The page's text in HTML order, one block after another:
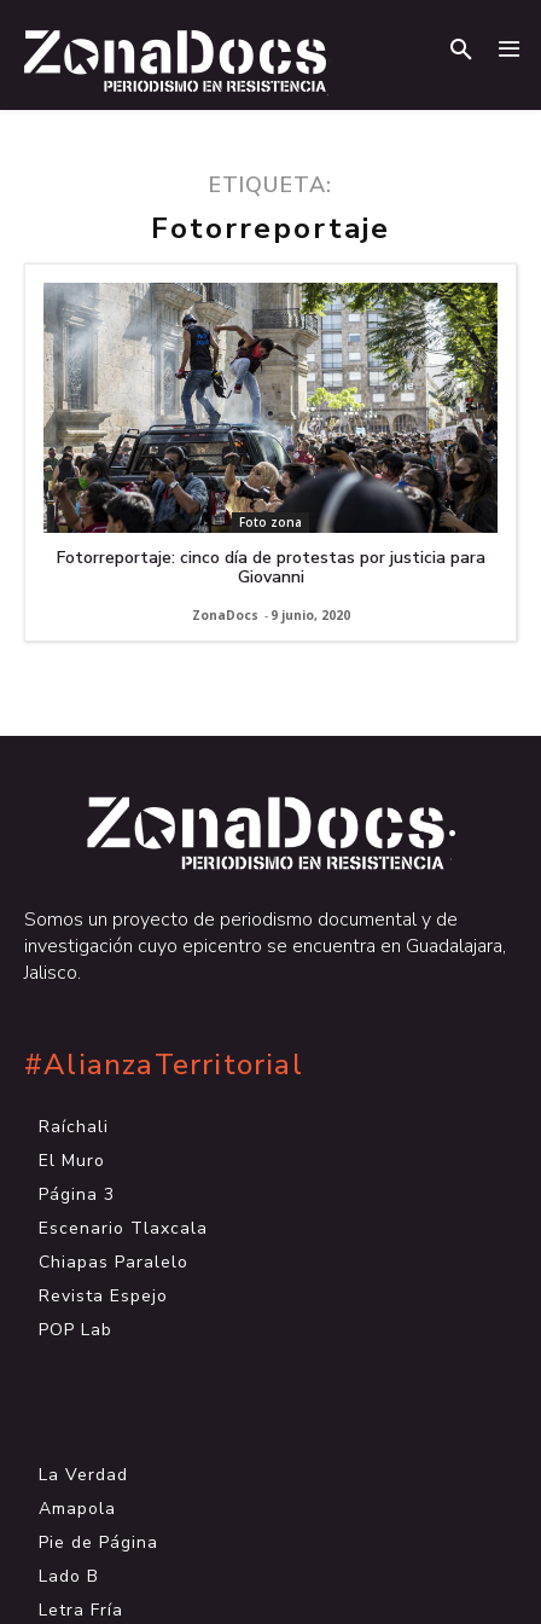
ETIQUETA:
Fotorreportaje
Foto zona
Fotorreportaje: cinco día de protestas por justicia para
Giovanni
ZonaDocs - 9 junio, 2020
.
.
Somos un proyecto de periodismo documental y de
investigación cuyo epicentro se encuentra en Guadalajara,
Jalisco.
#AlianzaTerritorial
Raíchali
El Muro
Página 3
Escenario Tlaxcala
Chiapas Paralelo
Revista Espejo
POP Lab
La Verdad
Amapola
Pie de Página
Lado B
Letra Fría